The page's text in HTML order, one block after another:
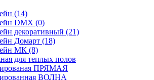
(14)
DMX (0)
декоративный (21)
Домарт (18)
МК (8)
для теплых полов
ПРЯМАЯ
ВОЛНА